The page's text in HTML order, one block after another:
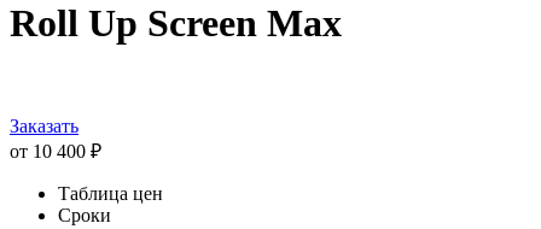
Roll Up Screen Max
Заказать
от 10 400 ₽
Таблица цен
Сроки